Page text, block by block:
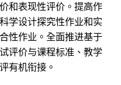
和表现性评价。提高作
学设计探究性作业和实
性作业。全面推进基于
评价与课程标准、教学
有机衔接。